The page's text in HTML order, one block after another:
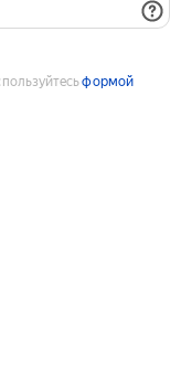
формой